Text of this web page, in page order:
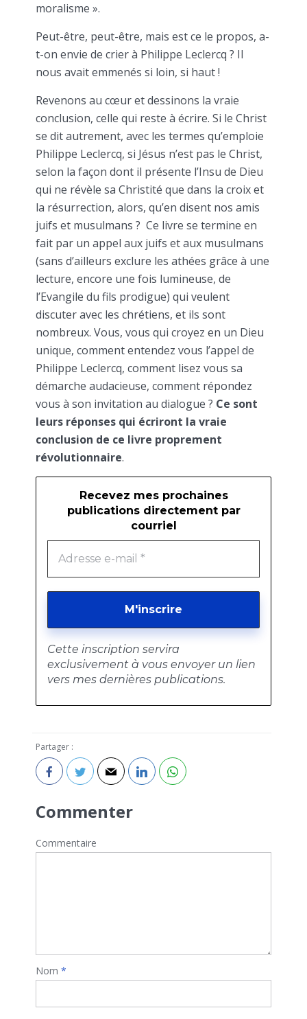
moralisme ».
Peut-être, peut-être, mais est ce le propos, a-
t-on envie de crier à Philippe Leclercq ? Il
nous avait emmenés si loin, si haut !
Revenons au cœur et dessinons la vraie
conclusion, celle qui reste à écrire. Si le Christ
se dit autrement, avec les termes qu’emploie
Philippe Leclercq, si Jésus n’est pas le Christ,
selon la façon dont il présente l’Insu de Dieu
qui ne révèle sa Christité que dans la croix et
la résurrection, alors, qu’en disent nos amis
juifs et musulmans ? Ce livre se termine en
fait par un appel aux juifs et aux musulmans
(sans d’ailleurs exclure les athées grâce à une
lecture, encore une fois lumineuse, de
l’Evangile du fils prodigue) qui veulent
discuter avec les chrétiens, et ils sont
nombreux. Vous, vous qui croyez en un Dieu
unique, comment entendez vous l’appel de
Philippe Leclercq, comment lisez vous sa
démarche audacieuse, comment répondez
vous à son invitation au dialogue ? Ce sont
leurs réponses qui écriront la vraie
conclusion de ce livre proprement
révolutionnaire.
Recevez mes prochaines
publications directement par
courriel
Cette inscription servira
exclusivement à vous envoyer un lien
vers mes dernières publications.
Partager :
Commenter
Commentaire
Nom *